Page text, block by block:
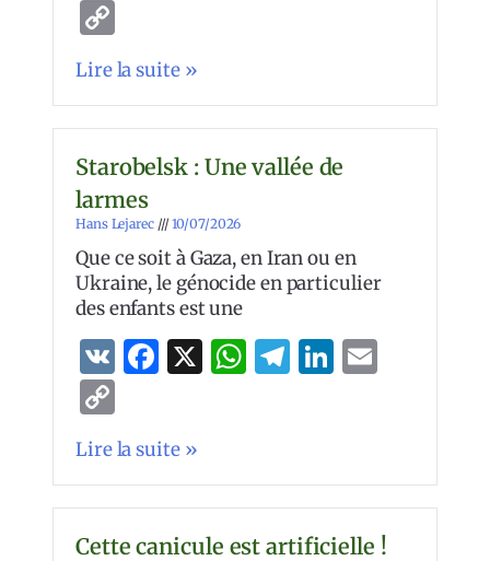
Link
Lire la suite »
Starobelsk : Une vallée de
larmes
Hans Lejarec 10/07/2026
Que ce soit à Gaza, en Iran ou en
Ukraine, le génocide en particulier
des enfants est une
VK Facebook
X WhatsApp
Telegram
LinkedIn
Link
Lire la suite »
Cette canicule est artificielle !